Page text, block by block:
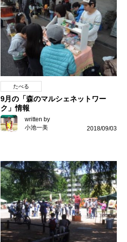
たべる
9月の「森のマルシェネットワー
ク」情報
written by
小池一美
2018/09/03